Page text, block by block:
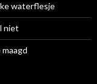
waterflesje
niet